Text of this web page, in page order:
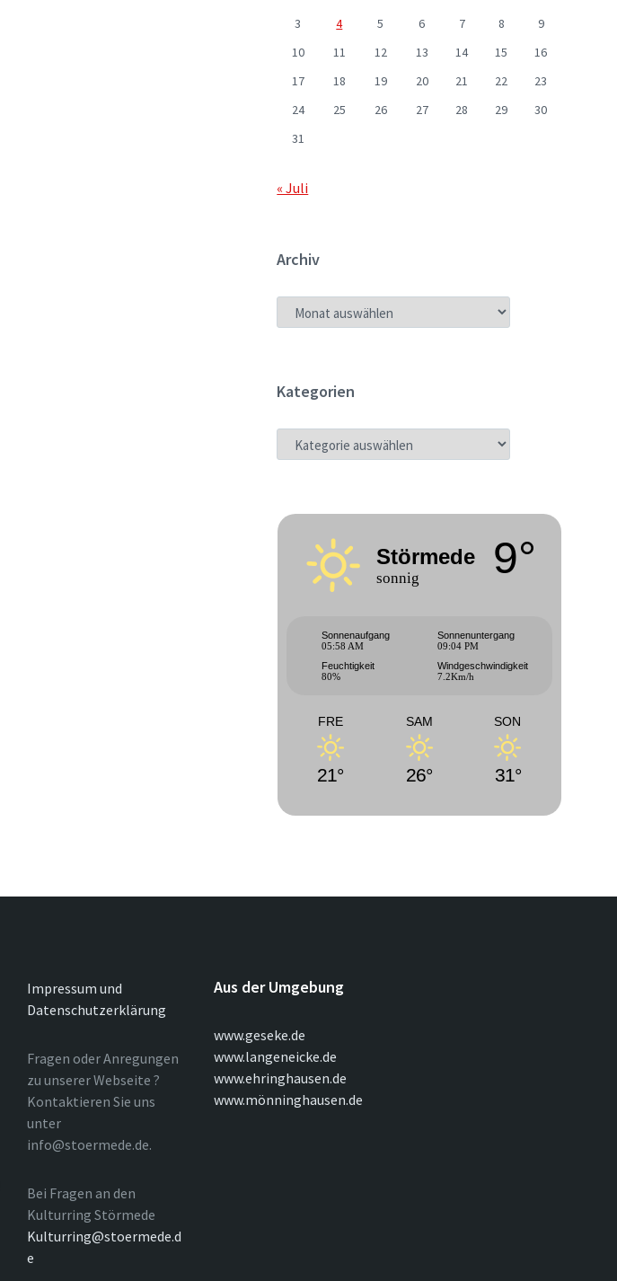
3
4 5 6 7 8
9
10
11 12 13 14 15
16
17
18 19 20 21 22
23
24
25 26 27 28 29
30
31
« Juli
Archiv
ARCHIV
Kategorien
KATEGORIEN
Störmede
sonnig 9°
Sonnenaufgang
05:58 AM
Sonnenuntergang
09:04 PM
Feuchtigkeit
80%
Windgeschwindigkeit
7.2Km/h
FRE
21°
SAM
26°
SON
31°
Impressum und
Datenschutzerklärung
Fragen oder Anregungen
zu unserer Webseite ?
Kontaktieren Sie uns
unter
info@stoermede.de.
Bei Fragen an den
Kulturring Störmede
Kulturring@stoermede.d
e
Aus der Umgebung
www.geseke.de
www.langeneicke.de
www.ehringhausen.de
www.mönninghausen.de